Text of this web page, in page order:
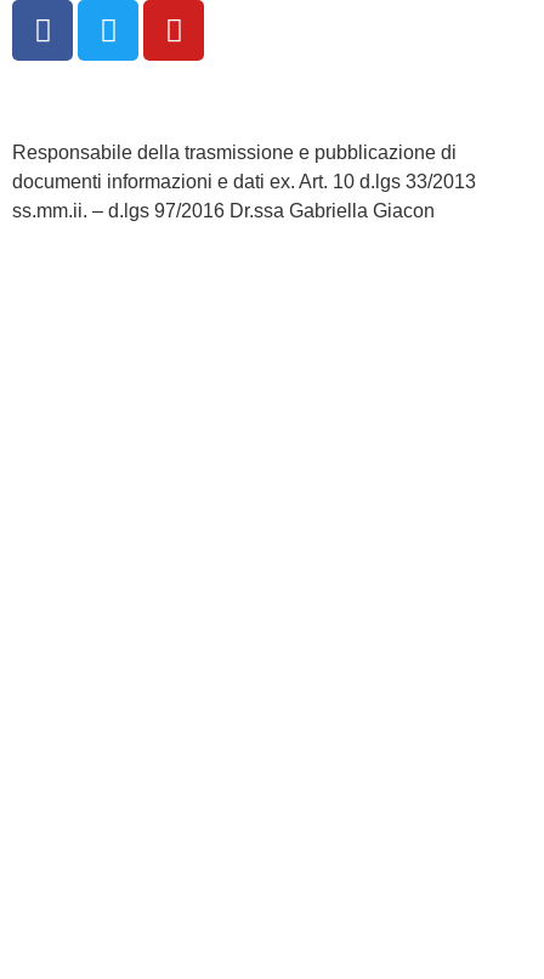
Responsabile della trasmissione e pubblicazione di
documenti informazioni e dati ex. Art. 10 d.lgs 33/2013
ss.mm.ii. – d.lgs 97/2016 Dr.ssa Gabriella Giacon